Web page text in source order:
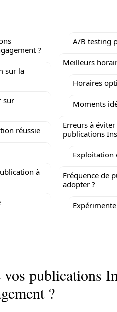
?
sur la
sur
réussie
à
A/B testing
Meilleurs
Horaires
Moments
Erreurs à
publications
Exploitation
Fréquence de
adopter ?
publications
?